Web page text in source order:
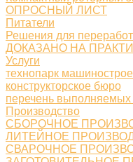
ОПРОСНЫЙ ЛИСТ
Питатели
Решения для
ДОКАЗАНО НА
Услуги
технопарк
конструкторское бюро
перечень выполняемых
Производство
СБОРОЧНОЕ
ЛИТЕЙНОЕ
СВАРОЧНОЕ